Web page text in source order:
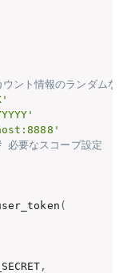
ント情報のランダムな
必要なスコープ設定
(
,